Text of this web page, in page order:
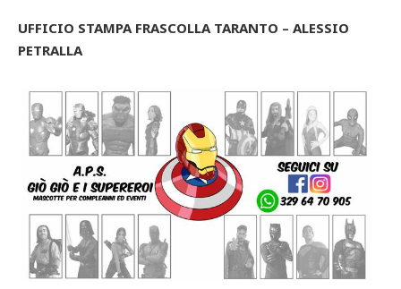
UFFICIO STAMPA FRASCOLLA TARANTO – ALESSIO
PETRALLA